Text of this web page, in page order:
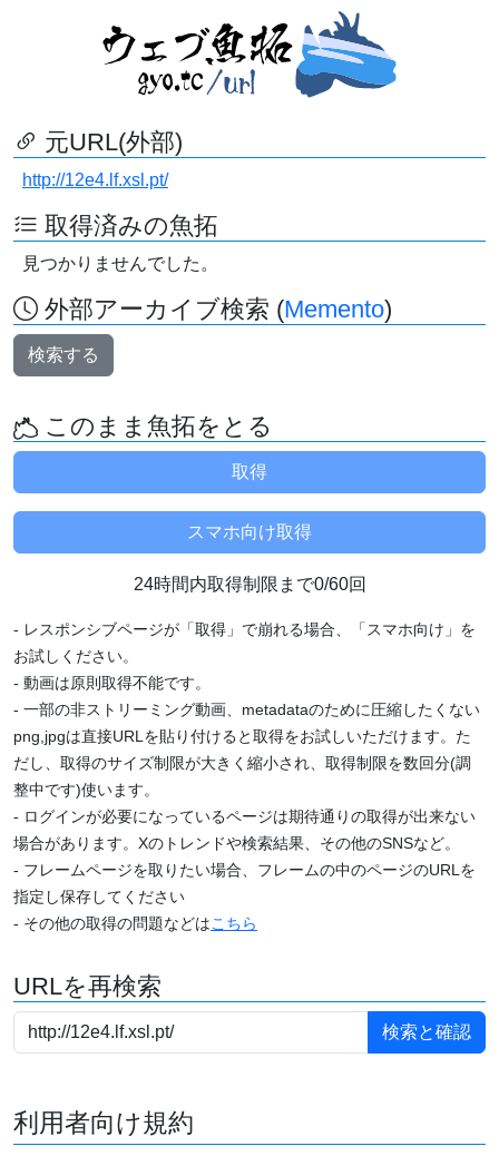
元URL(外部)
http://12e4.lf.xsl.pt/
取得済みの魚拓
見つかりませんでした。
外部アーカイブ検索 (Memento)
検索する
このまま魚拓をとる
24時間内取得制限まで0/60回
- レスポンシブページが「取得」で崩れる場合、「スマホ向け」を
お試しください。
- 動画は原則取得不能です。
- 一部の非ストリーミング動画、metadataのために圧縮したくない
png,jpgは直接URLを貼り付けると取得をお試しいただけます。た
だし、取得のサイズ制限が大きく縮小され、取得制限を数回分(調
整中です)使います。
- ログインが必要になっているページは期待通りの取得が出来ない
場合があります。Xのトレンドや検索結果、その他のSNSなど。
- フレームページを取りたい場合、フレームの中のページのURLを
指定し保存してください
- その他の取得の問題などはこちら
URLを再検索
利用者向け規約